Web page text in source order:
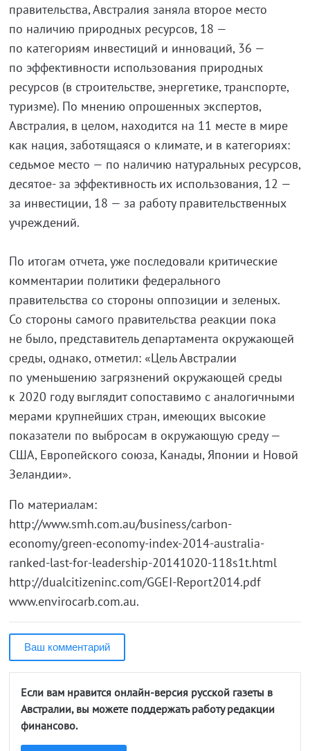
правительства, Австралия заняла второе место
по наличию природных ресурсов, 18 —
по категориям инвестиций и инноваций, 36 —
по эффективности использования природных
ресурсов (в строительстве, энергетике, транспорте,
туризме). По мнению опрошенных экспертов,
Австралия, в целом, находится на 11 месте в мире
как нация, заботящаяся о климате, и в категориях:
седьмое место — по наличию натуральных ресурсов,
десятое- за эффективность их использования, 12 —
за инвестиции, 18 — за работу правительственных
учреждений.
По итогам отчета, уже последовали критические
комментарии политики федерального
правительства со стороны оппозиции и зеленых.
Со стороны самого правительства реакции пока
не было, представитель департамента окружающей
среды, однако, отметил: «Цель Австралии
по уменьшению загрязнений окружающей среды
к 2020 году выглядит сопоставимо с аналогичными
мерами крупнейших стран, имеющих высокие
показатели по выбросам в окружающую среду —
США, Европейского союза, Канады, Японии и Новой
Зеландии».
По материалам:
http://www.smh.com.au/business/carbon-
economy/green-economy-index-2014-australia-
ranked-last-for-leadership-20141020-118s1t.html
http://dualcitizeninc.com/GGEI-Report2014.pdf
www.envirocarb.com.au.
Ваш комментарий
Если вам нравится онлайн-версия русской газеты в
Австралии, вы можете поддержать работу редакции
финансово.